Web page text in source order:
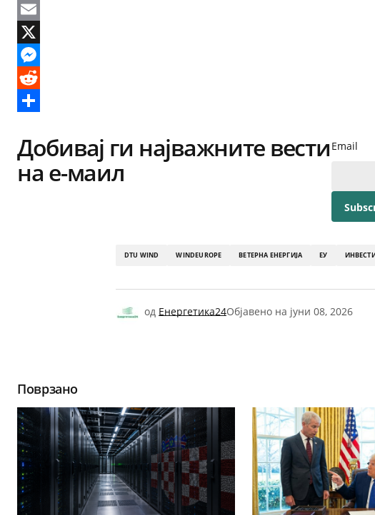
Facebook
Email
X
Messenger
Reddit
Добивај ги најважните вести
на е-маил
Email
DTU WIND WINDEUROPE ВЕТЕРНА ЕНЕРГИЈА ЕУ
од Енергетика24Објавено на јуни 08, 2026
Поврзано